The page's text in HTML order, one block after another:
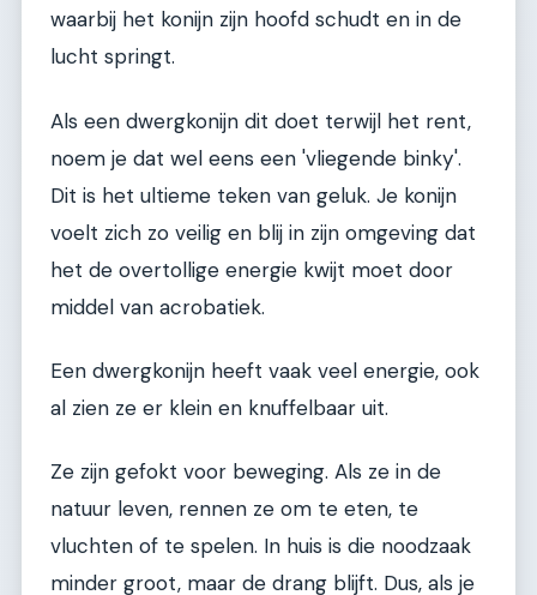
waarbij het konijn zijn hoofd schudt en in de
lucht springt.
Als een dwergkonijn dit doet terwijl het rent,
noem je dat wel eens een 'vliegende binky'.
Dit is het ultieme teken van geluk. Je konijn
voelt zich zo veilig en blij in zijn omgeving dat
het de overtollige energie kwijt moet door
middel van acrobatiek.
Een dwergkonijn heeft vaak veel energie, ook
al zien ze er klein en knuffelbaar uit.
Ze zijn gefokt voor beweging. Als ze in de
natuur leven, rennen ze om te eten, te
vluchten of te spelen. In huis is die noodzaak
minder groot, maar de drang blijft. Dus, als je